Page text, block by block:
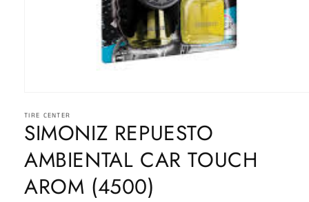
multimedia
1
en
ventana
modal
TIRE CENTER
SIMONIZ REPUESTO
AMBIENTAL CAR TOUCH
AROM (4500)